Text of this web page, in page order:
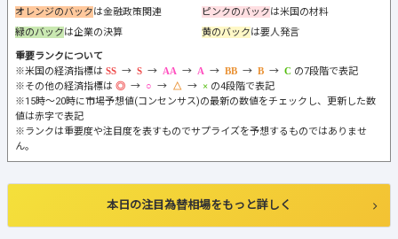
オレンジのバックは金融政策関連 ピンクのバックは米国の材料
緑のバックは企業の決算 黄のバックは要人発言
重要ランクについて
※米国の経済指標は
→ → → → → →
の7段階で表記
※その他の経済指標は
→ → →
の4段階で表記
※15時～20時に市場予想値(コンセンサス)の最新の数値をチェックし、更新した数
値は赤字で表記
※ランクは重要度や注目度を表すものでサプライズを予想するものではありませ
ん。
本日の注目為替相場をもっと詳しく